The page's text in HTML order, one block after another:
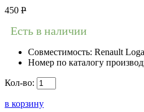
450 Р
Есть в наличии
Совместимость: Renault
Номер по каталогу
Кол-во:
в корзину